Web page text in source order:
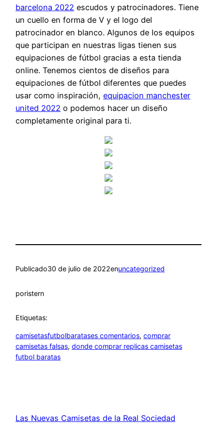
barcelona 2022 escudos y patrocinadores. Tiene
un cuello en forma de V y el logo del
patrocinador en blanco. Algunos de los equipos
que participan en nuestras ligas tienen sus
equipaciones de fútbol gracias a esta tienda
online. Tenemos cientos de diseños para
equipaciones de fútbol diferentes que puedes
usar como inspiración, equipacion manchester
united 2022 o podemos hacer un diseño
completamente original para ti.
Publicado30 de julio de 2022enuncategorized
poristern
Etiquetas:
camisetasfutbolbaratases comentarios, comprar
camisetas falsas, donde comprar replicas camisetas
futbol baratas
Las Nuevas Camisetas de la Real Sociedad